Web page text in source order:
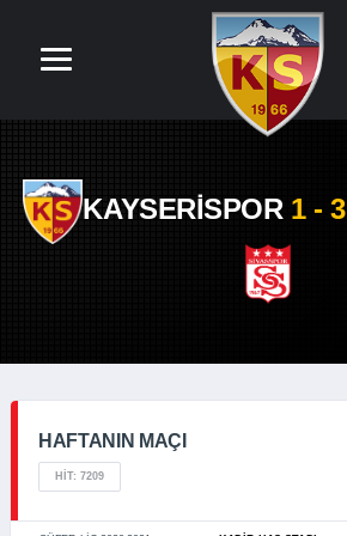
KAYSERİSPOR 1 - 3
HAFTANIN MAÇI
HIT: 7209